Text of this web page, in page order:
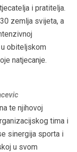
i pratitelja.
zemlja svijeta, a
obiteljskom
natjecanje.
te njihovoj
tima i
sinergija sporta i
u svom